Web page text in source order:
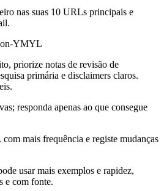
nas suas 10 URLs principais e
YMYL
priorize notas de revisão de
primária e disclaimers claros.
responda apenas ao que consegue
mais frequência e registe mudanças
usar mais exemplos e rapidez,
e com fonte.